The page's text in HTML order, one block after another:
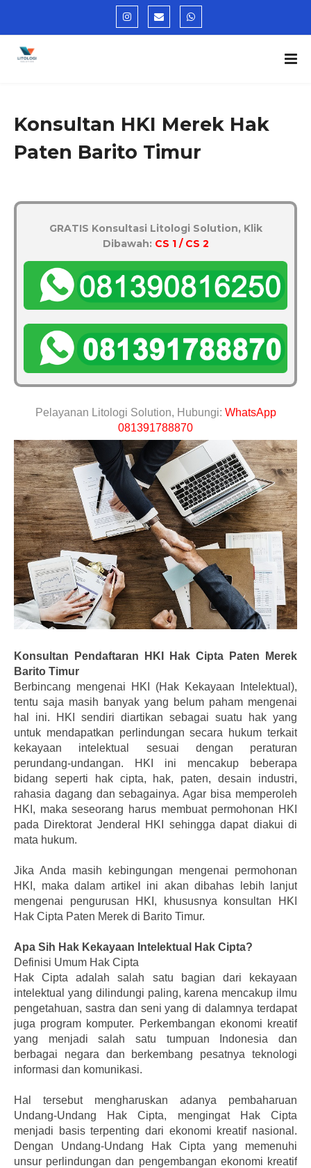
Konsultan HKI Merek Hak
Paten Barito Timur
GRATIS Konsultasi Litologi Solution, Klik
Dibawah: CS 1 / CS 2
Pelayanan Litologi Solution, Hubungi: WhatsApp
081391788870
Konsultan Pendaftaran HKI Hak Cipta Paten Merek
Barito Timur
Berbincang mengenai HKI (Hak Kekayaan Intelektual),
tentu saja masih banyak yang belum paham mengenai
hal ini. HKI sendiri diartikan sebagai suatu hak yang
untuk mendapatkan perlindungan secara hukum terkait
kekayaan intelektual sesuai dengan peraturan
perundang-undangan. HKI ini mencakup beberapa
bidang seperti hak cipta, hak, paten, desain industri,
rahasia dagang dan sebagainya. Agar bisa memperoleh
HKI, maka seseorang harus membuat permohonan HKI
pada Direktorat Jenderal HKI sehingga dapat diakui di
mata hukum.
Jika Anda masih kebingungan mengenai permohonan
HKI, maka dalam artikel ini akan dibahas lebih lanjut
mengenai pengurusan HKI, khususnya konsultan HKI
Hak Cipta Paten Merek di Barito Timur.
Apa Sih Hak Kekayaan Intelektual Hak Cipta?
Definisi Umum Hak Cipta
Hak Cipta adalah salah satu bagian dari kekayaan
intelektual yang dilindungi paling, karena mencakup ilmu
pengetahuan, sastra dan seni yang di dalamnya terdapat
juga program komputer. Perkembangan ekonomi kreatif
yang menjadi salah satu tumpuan Indonesia dan
berbagai negara dan berkembang pesatnya teknologi
informasi dan komunikasi.
Hal tersebut mengharuskan adanya pembaharuan
Undang-Undang Hak Cipta, mengingat Hak Cipta
menjadi basis terpenting dari ekonomi kreatif nasional.
Dengan Undang-Undang Hak Cipta yang memenuhi
unsur perlindungan dan pengembangan ekonomi kreatif